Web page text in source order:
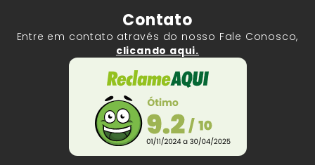
Contato
Entre em contato através do nosso Fale Conosco,
clicando aqui.